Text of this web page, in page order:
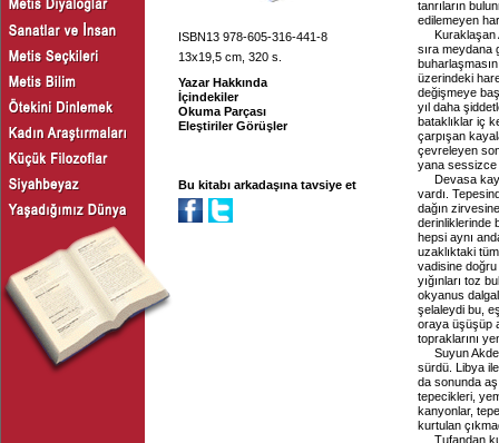
ISBN13 978-605-316-441-8
13x19,5 cm, 320 s.
Yazar Hakkında
İçindekiler
Okuma Parçası
Eleştiriler Görüşler
Bu kitabı arkadaşına tavsiye et
tanrıların
edilemeyen
Kuraklaşan
sıra meydana
üzerindeki
değişmeye
yıl daha
bataklıklar iç
çarpışan
çevreleyen
yana sessizce
Devasa
vardı.
dağın
derinliklerinde
hepsi aynı
uzaklıktaki
vadisine
yığınları toz
okyanus
şelaleydi bu,
oraya üşüşüp
topraklarını
Suyun
sürdü. Libya
da sonunda
tepecikleri,
kanyonlar,
kurtulan
Tufandan